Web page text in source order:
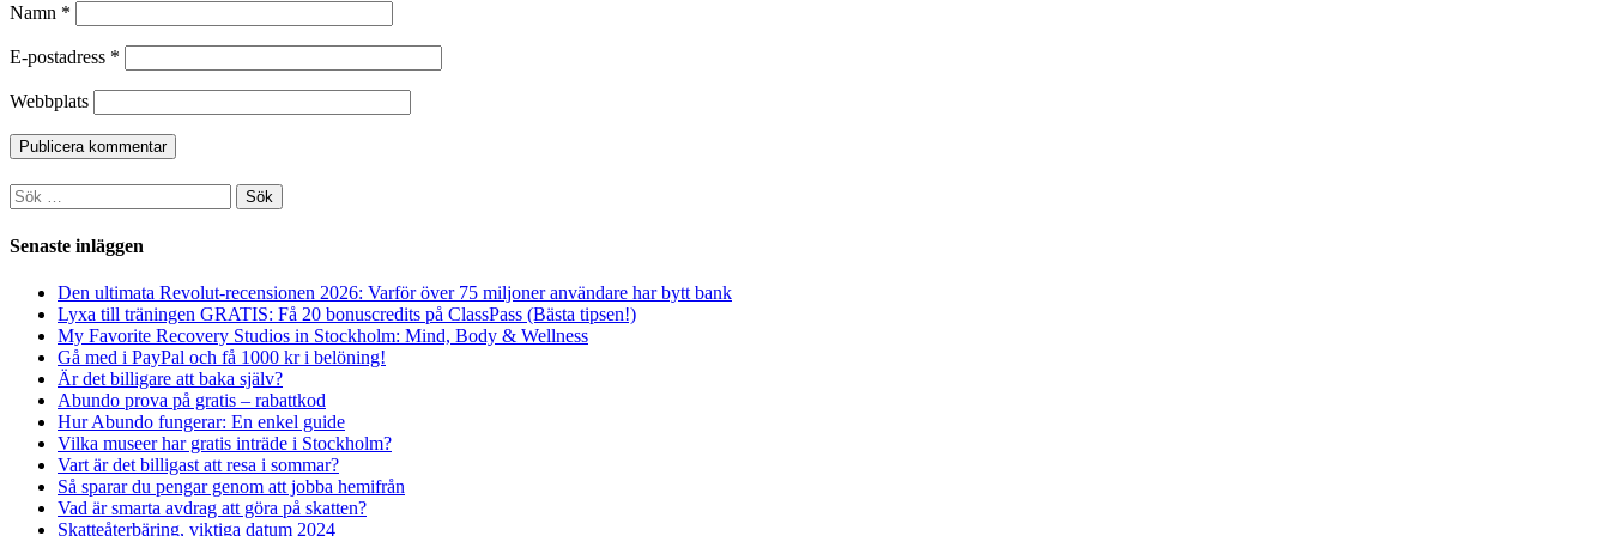
Namn *
E-postadress *
Webbplats
Sök
efter:
Senaste inläggen
Den ultimata Revolut-recensionen 2026: Varför över 75 miljoner användare har bytt bank
Lyxa till träningen GRATIS: Få 20 bonuscredits på ClassPass (Bästa tipsen!)
My Favorite Recovery Studios in Stockholm: Mind, Body & Wellness
Gå med i PayPal och få 1000 kr i belöning!
Är det billigare att baka själv?
Abundo prova på gratis – rabattkod
Hur Abundo fungerar: En enkel guide
Vilka museer har gratis inträde i Stockholm?
Vart är det billigast att resa i sommar?
Så sparar du pengar genom att jobba hemifrån
Vad är smarta avdrag att göra på skatten?
Skatteåterbäring, viktiga datum 2024